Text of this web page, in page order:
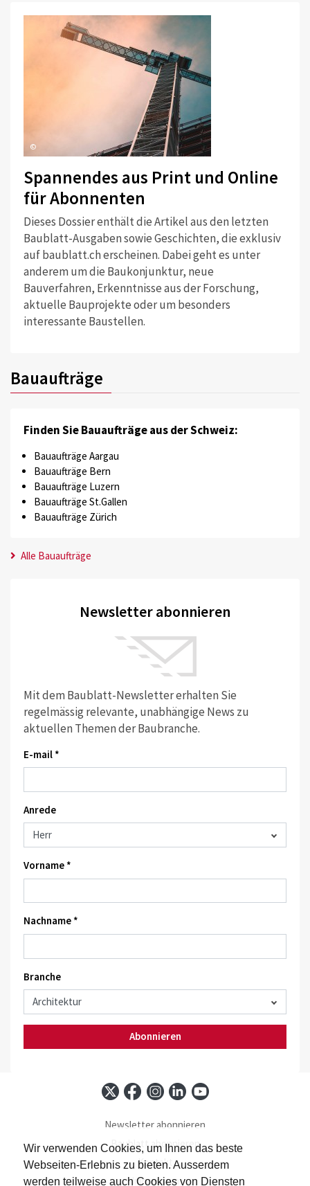
Wir verwenden Cookies, um Ihnen das beste
Webseiten-Erlebnis zu bieten. Ausserdem
werden teilweise auch Cookies von Diensten
©
Spannendes aus Print und Online
für Abonnenten
Dieses Dossier enthält die Artikel aus den letzten
Baublatt-Ausgaben sowie Geschichten, die exklusiv
auf baublatt.ch erscheinen. Dabei geht es unter
anderem um die Baukonjunktur, neue
Bauverfahren, Erkenntnisse aus der Forschung,
aktuelle Bauprojekte oder um besonders
interessante Baustellen.
Bauaufträge
Finden Sie Bauaufträge aus der Schweiz:
Bauaufträge Aargau
Bauaufträge Bern
Bauaufträge Luzern
Bauaufträge St.Gallen
Bauaufträge Zürich
Alle Bauaufträge
Newsletter abonnieren
Mit dem Baublatt-Newsletter erhalten Sie
regelmässig relevante, unabhängige News zu
aktuellen Themen der Baubranche.
E-mail *
Anrede
Vorname *
Nachname *
Branche
Abonnieren
Newsletter abonnieren
Baublatt abonnieren
Kontakt
Impressum